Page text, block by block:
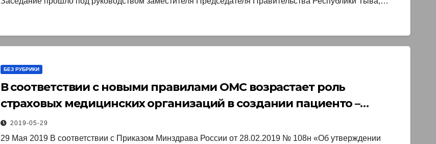
БЕЗ РУБРИКИ
В соответствии с новыми правилами ОМС возрастает роль
страховых медицинских организаций в создании пациенто –
ориентированной модели и защите прав застрахованных￼
2019-05-29
29 Мая 2019 В соответствии с Приказом Минздрава России от 28.02.2019 № 108н «Об утверждении